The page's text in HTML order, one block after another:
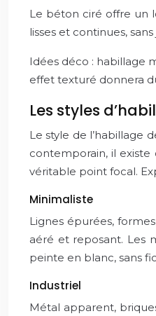
Le béton ciré offre un
lisses et continues,
Idées déco : habillage
effet texturé donnera
Les styles
Le style de l’habillage
contemporain, il
véritable point focal.
Minimaliste
Lignes épurées,
aéré et reposant. Les
peinte en blanc, sans
Industriel
Métal apparent,